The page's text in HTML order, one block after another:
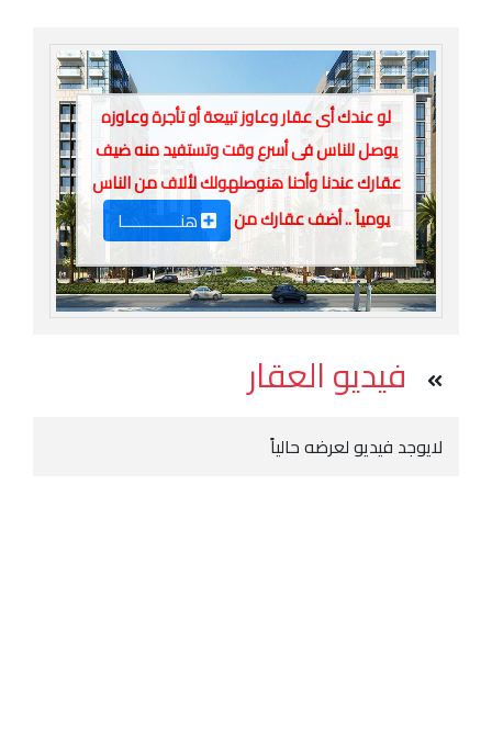
لو عندك أى عقار وعاوز تبيعة أو تأجرة وعاوزه
يوصل للناس فى أسرع وقت وتستفيد منه ضيف
عقارك عندنا وأحنا هنوصلهولك لألاف من الناس
يومياً .. أضف عقارك من
هنـــــــــــــا
فيديو العقار
لايوجد فيديو لعرضه حالياً